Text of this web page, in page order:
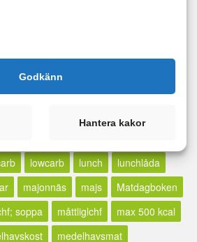
lowcarb lunch
lunchlåda
majonnäs majs
Matdagboken
soppa måttliglchf
max 500 kcal
medelhavsmat
Godkänn
Hantera kakor